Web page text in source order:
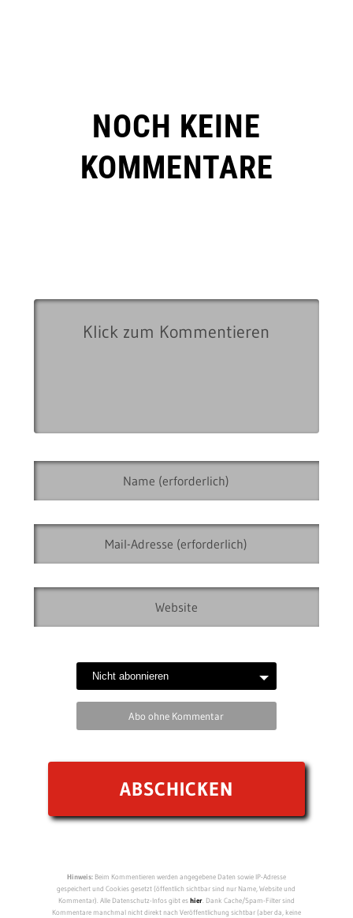
NOCH KEINE
KOMMENTARE
Abo ohne Kommentar
Hinweis:Beim Kommentieren werden angegebene Daten sowie IP-Adresse
gespeichert und Cookies gesetzt (öffentlich sichtbar sind nur Name, Website und
Kommentar). Alle Datenschutz-Infos gibt eshier. Dank Cache/Spam-Filter sind
Kommentare manchmal nicht direkt nach Veröffentlichung sichtbar (aber da, keine